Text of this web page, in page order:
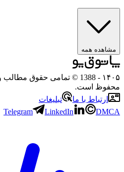
مشاهده همه
۱۴۰۵
- 1388 © تمامی حقوق
محفوظ است.
ارتباط با ما
تبلیغات
Telegram
LinkedIn DMCA